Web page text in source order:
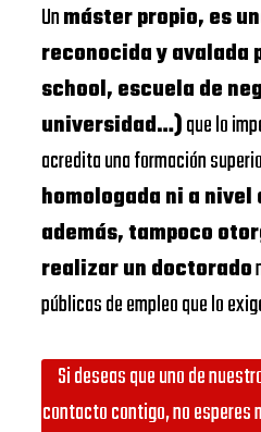
Unmáster propio, es
reconocida y avalada
school, escuela de
universidad…)que lo
acredita una formación
homologada ni a
además, tampoco
realizar un doctorado
públicas de empleo que lo
Si deseas que uno de
contacto contigo, no esperes